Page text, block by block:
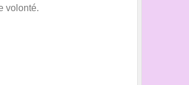
volonté.